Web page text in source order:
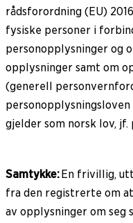
rådsforordning (EU)
fysiske personer i
personopplysninger og
opplysninger samt om
(generell
gjelder som norsk lov, jf.
Samtykke:En frivillig,
fra den registrerte om
av opplysninger om seg